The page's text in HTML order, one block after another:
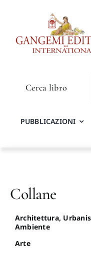
Cerca libro
PUBBLICAZIONI
Collane
Architettura,
Ambiente
Arte